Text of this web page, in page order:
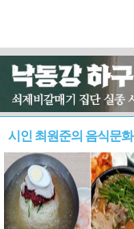
시인 최원준의 음식문